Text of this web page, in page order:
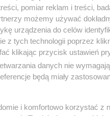
Sylwester Suszek zniknął
Szef resortu finansów
pomiar reklam i treści,
możemy używać
urządzenia do celów
tych technologii poprzez
klikając przycisk ustawień
danych nie
będą miały
i komfortowo korzystać z